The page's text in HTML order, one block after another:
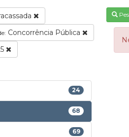
Concorrência Pública
24
68
69